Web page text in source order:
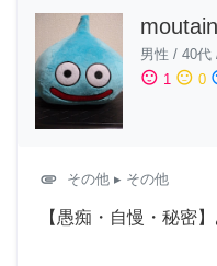
男性 / 40代
sentiment_satisfied 1 sentiment_neutral 0
attachment その他 ▸ その他
【愚痴・自慢・秘密